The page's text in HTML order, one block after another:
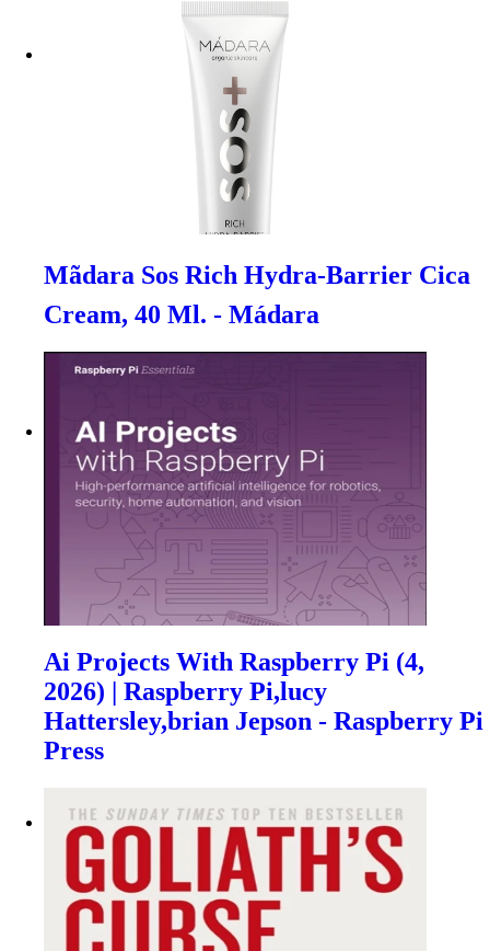
Mãdara Sos Rich Hydra-Barrier Cica
Cream, 40 Ml. - Mádara
Ai Projects With Raspberry Pi (4,
2026) | Raspberry Pi,lucy
Hattersley,brian Jepson - Raspberry Pi
Press